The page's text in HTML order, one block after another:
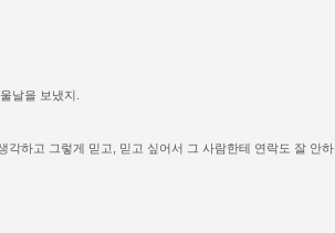
날을 보냈지.
각하고 그렇게 믿고, 믿고 싶어서 그 사람한테 연락도 잘 안하